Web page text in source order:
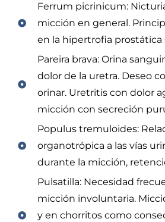
Ferrum picrinicum:
micción en general.
en la hipertrofia prostática
Pareira brava: Orina
dolor de la uretra. Deseo
orinar. Uretritis con dolor
micción con secreción
Populus tremuloides:
organotrópica a las vías
durante la micción,
Pulsatilla: Necesidad
micción involuntaria.
y en chorritos como